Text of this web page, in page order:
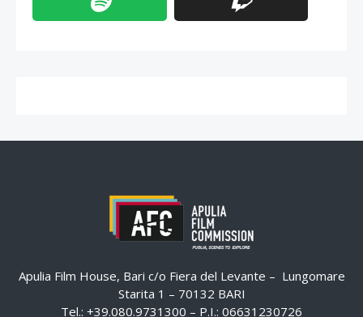
Apulia Film House, Bari c/o Fiera del Levante – Lungomare
Starita 1 – 70132 BARI
Tel.: +39.080.9731300 – P.I.: 06631230726